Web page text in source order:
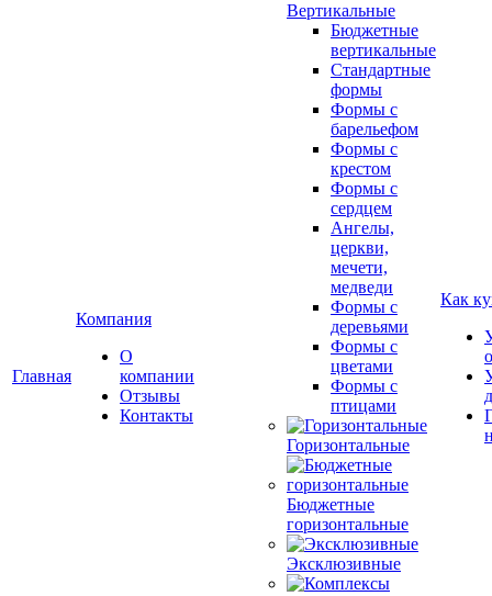
Главная
Компания
О
компании
Отзывы
Контакты
Вертикальные
Бюджетные
вертикальные
Стандартные
формы
Формы с
барельефом
Формы с
крестом
Формы с
сердцем
Ангелы,
церкви,
мечети,
медведи
Формы с
деревьями
Формы с
цветами
Формы с
птицами
Горизонтальные
Бюджетные
горизонтальные
Эксклюзивные
Как